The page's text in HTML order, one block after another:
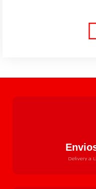
Delivery a